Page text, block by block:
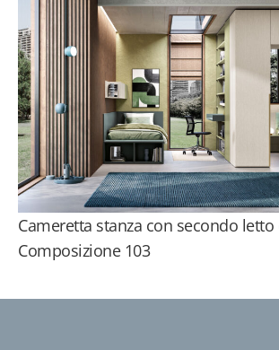
Cameretta stanza con secondo letto
Composizione 103